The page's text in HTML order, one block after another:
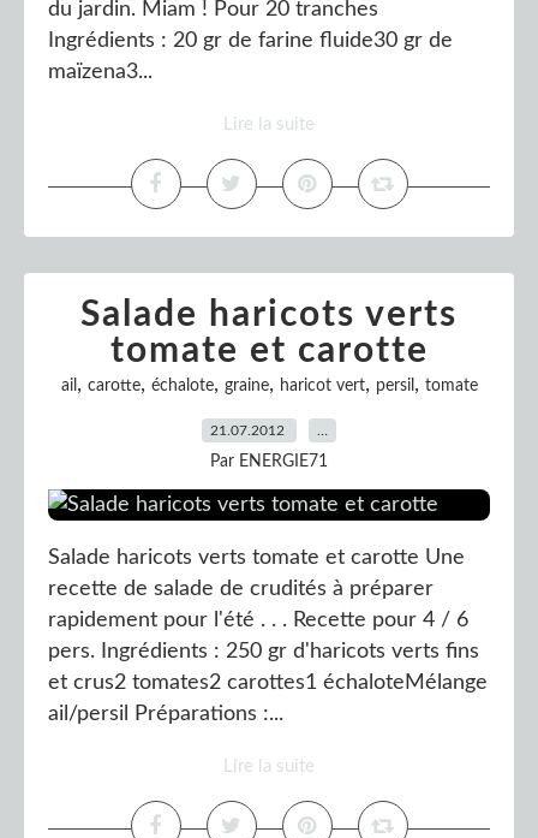
du jardin. Miam ! Pour 20 tranches
Ingrédients : 20 gr de farine fluide30 gr de
maïzena3...
Lire la suite
Salade haricots verts
tomate et carotte
ail, carotte, échalote, graine, haricot vert, persil, tomate
21.07.2012
Par ENERGIE71
Salade haricots verts tomate et carotte Une
recette de salade de crudités à préparer
rapidement pour l'été . . . Recette pour 4 / 6
pers. Ingrédients : 250 gr d'haricots verts fins
et crus2 tomates2 carottes1 échaloteMélange
ail/persil Préparations :...
Lire la suite